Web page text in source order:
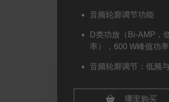
音频轮廓调节功能
D类功放（Bi-AMP，
率），600 W峰值功率
音频轮廓调节：低频
哪里购买